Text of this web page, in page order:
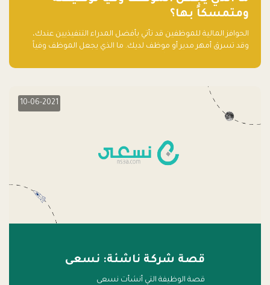
ومتمسكاً بها؟
الحوافز المالية للموظفين قد تأتي بأفضل المدراء التنفيذيين عندك،
وقد تسرق أمهر مدير أو موظف لديك. ما الذي يجعل الموظف وفياً
10-06-2021
قصة شركة ناشئة: نسعى
قصة الوظيفة التي أنشأت نسعى